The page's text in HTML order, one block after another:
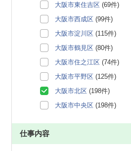
大阪市東住吉区 (69件)
大阪市西成区 (99件)
大阪市淀川区 (115件)
大阪市鶴見区 (80件)
大阪市住之江区 (74件)
大阪市平野区 (125件)
大阪市北区 (198件)
大阪市中央区 (198件)
仕事内容